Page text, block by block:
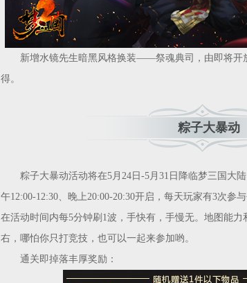
新增水镜先生暗黑风格换装——祭魂典司，由即将开
得。
粽子大暴动
粽子大暴动活动将在5月24日-5月31日降临梦三国大陆
午12:00-12:30、晚上20:00-20:30开启，每天玩家有3次参
在活动时间内每5分钟刷1波，手快有，手慢无。地图能
右，哪怕你只打竞技，也可以一起来参加哟。
通关即掉落丰厚奖励：